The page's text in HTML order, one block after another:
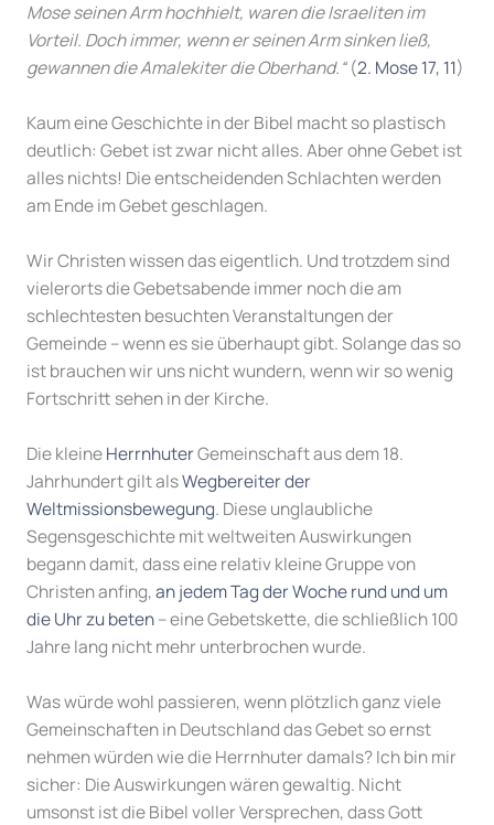
Mose seinen Arm hochhielt, waren die Israeliten im
Vorteil. Doch immer, wenn er seinen Arm sinken ließ,
gewannen die Amalekiter die Oberhand.“(2. Mose 17, 11)
Kaum eine Geschichte in der Bibel macht so plastisch
deutlich: Gebet ist zwar nicht alles. Aber ohne Gebet ist
alles nichts! Die entscheidenden Schlachten werden
am Ende im Gebet geschlagen.
Wir Christen wissen das eigentlich. Und trotzdem sind
vielerorts die Gebetsabende immer noch die am
schlechtesten besuchten Veranstaltungen der
Gemeinde – wenn es sie überhaupt gibt. Solange das so
ist brauchen wir uns nicht wundern, wenn wir so wenig
Fortschritt sehen in der Kirche.
Die kleineHerrnhuterGemeinschaft aus dem 18.
Jahrhundert gilt alsWegbereiter der
Weltmissionsbewegung. Diese unglaubliche
Segensgeschichte mit weltweiten Auswirkungen
begann damit, dass eine relativ kleine Gruppe von
Christen anfing,an jedem Tag der Woche rund und um
die Uhr zu beten– eine Gebetskette, die schließlich 100
Jahre lang nicht mehr unterbrochen wurde.
Was würde wohl passieren, wenn plötzlich ganz viele
Gemeinschaften in Deutschland das Gebet so ernst
nehmen würden wie die Herrnhuter damals? Ich bin mir
sicher: Die Auswirkungen wären gewaltig. Nicht
umsonst ist die Bibel voller Versprechen, dass Gott